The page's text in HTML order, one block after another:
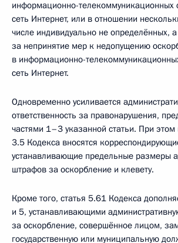
информационно-телекоммуникационных
сеть Интернет, или в отношении
числе индивидуально не определённых,
за непринятие мер к недопущению
в информационно­-
сеть Интернет.
Одновременно усиливается
ответственность за правонарушения,
частями 1–3 указанной статьи. При этом
3.5 Кодекса вносятся
устанавливающие предельные размеры
штрафов за оскорбление и клевету.
Кроме того, статья 5.61 Кодекса
и 5, устанавливающими
за оскорбление, совершённое лицом,
государственную или муниципальную